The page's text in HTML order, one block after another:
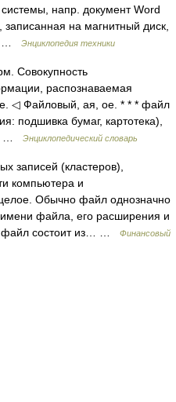
напр. документ Word
на магнитный диск,
…
Энциклопедия техники
Совокупность
распознаваемая
◁ Файловый, ая, ое. * * * файл
подшивка бумаг, картотека),
…
Энциклопедический словарь
записей (кластеров),
компьютера и
Обычно файл однозначно
файла, его расширения и
файл состоит из… …
Финансовый